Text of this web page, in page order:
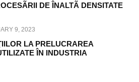
DE ÎNALTÃ DENSITATE
9, 2023
LA PRELUCRAREA
ÎN INDUSTRIA